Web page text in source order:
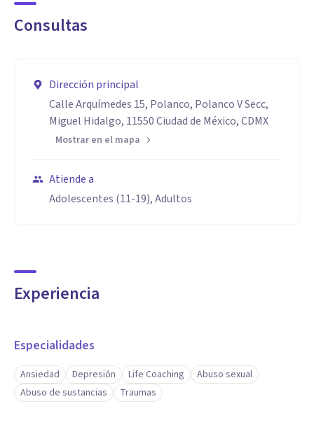
Consultas
Dirección principal
Calle Arquímedes 15, Polanco, Polanco V Secc,
Miguel Hidalgo, 11550 Ciudad de México, CDMX
Mostrar en el mapa
Atiende a
Adolescentes (11-19), Adultos
Experiencia
Especialidades
Ansiedad Depresión Life Coaching
Abuso sexual
Abuso de sustancias
Traumas